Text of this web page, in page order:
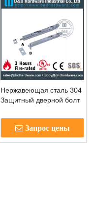
Нержавеющая сталь 304
Защитный дверной болт
Wood -DDDB007
Запрос цены